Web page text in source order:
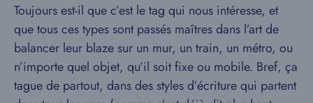
Toujours est-il que c’est le tag qui nous intéresse, et
que tous ces types sont passés maîtres dans l’art de
balancer leur blaze sur un mur, un train, un métro, ou
n’importe quel objet, qu’il soit fixe ou mobile. Bref, ça
tague de partout, dans des styles d’écriture qui partent